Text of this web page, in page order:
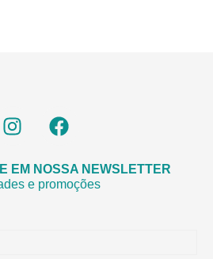
EM NOSSA NEWSLETTER
e promoções